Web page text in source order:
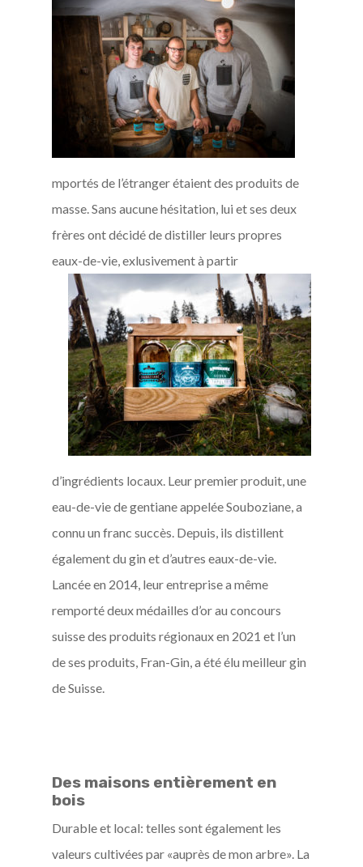
mportés de l’étranger étaient des produits de
masse. Sans aucune hésitation, lui et ses deux
frères ont décidé de distiller leurs propres
eaux-de-vie, exlusivement à partir
d’ingrédients locaux. Leur premier produit, une
eau-de-vie de gentiane appelée Souboziane, a
connu un franc succès. Depuis, ils distillent
également du gin et d’autres eaux-de-vie.
Lancée en 2014, leur entreprise a même
remporté deux médailles d’or au concours
suisse des produits régionaux en 2021 et l’un
de ses produits, Fran-Gin, a été élu meilleur gin
de Suisse.
Des maisons entièrement en
bois
Durable et local: telles sont également les
valeurs cultivées par «auprès de mon arbre». La